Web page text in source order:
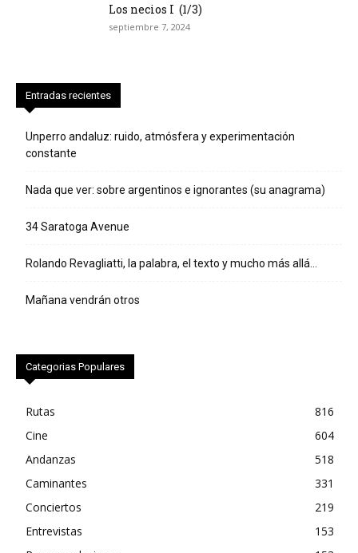
Los necios I (1/3)
septiembre 7, 2024
Entradas recientes
Unperro andaluz: ruido, atmósfera y experimentación
constante
Nada que ver: sobre argentinos e ignorantes (su anagrama)
34 Saratoga Avenue
Rolando Revagliatti, la palabra, el texto y mucho más allá…
Mañana vendrán otros
Categorias Populares
Rutas
816
Cine
604
Andanzas
518
Caminantes
331
Conciertos
219
Entrevistas
153